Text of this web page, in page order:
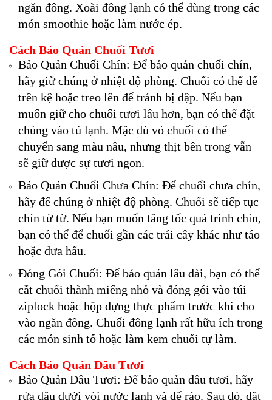
ngăn đông. Xoài đông lạnh có thể dùng trong các
món smoothie hoặc làm nước ép.
Cách Bảo Quản Chuối Tươi
Bảo Quản Chuối Chín: Để bảo quản chuối chín,
hãy giữ chúng ở nhiệt độ phòng. Chuối có thể để
trên kệ hoặc treo lên để tránh bị dập. Nếu bạn
muốn giữ cho chuối tươi lâu hơn, bạn có thể đặt
chúng vào tủ lạnh. Mặc dù vỏ chuối có thể
chuyển sang màu nâu, nhưng thịt bên trong vẫn
sẽ giữ được sự tươi ngon.
Bảo Quản Chuối Chưa Chín: Để chuối chưa chín,
hãy để chúng ở nhiệt độ phòng. Chuối sẽ tiếp tục
chín từ từ. Nếu bạn muốn tăng tốc quá trình chín,
bạn có thể để chuối gần các trái cây khác như táo
hoặc dưa hấu.
Đóng Gói Chuối: Để bảo quản lâu dài, bạn có thể
cắt chuối thành miếng nhỏ và đóng gói vào túi
ziplock hoặc hộp đựng thực phẩm trước khi cho
vào ngăn đông. Chuối đông lạnh rất hữu ích trong
các món sinh tố hoặc làm kem chuối tự làm.
Cách Bảo Quản Dâu Tươi
Bảo Quản Dâu Tươi: Để bảo quản dâu tươi, hãy
rửa dâu dưới vòi nước lạnh và để ráo. Sau đó, đặt